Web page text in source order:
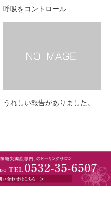
呼吸をコントロール
うれしい報告がありました。